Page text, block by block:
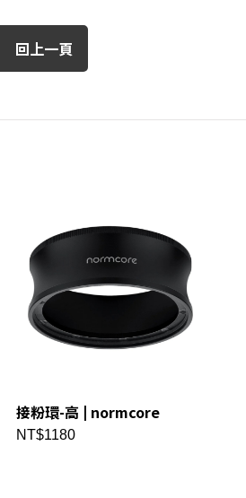
回上一頁
接粉環-高 | normcore
NT$1180